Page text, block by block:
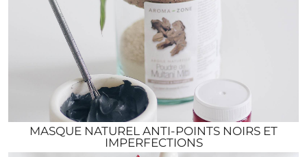
MASQUE NATUREL ANTI-POINTS NOIRS ET
IMPERFECTIONS